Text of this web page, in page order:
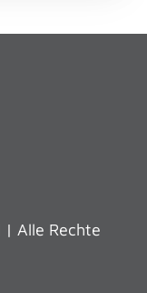
| Alle Rechte